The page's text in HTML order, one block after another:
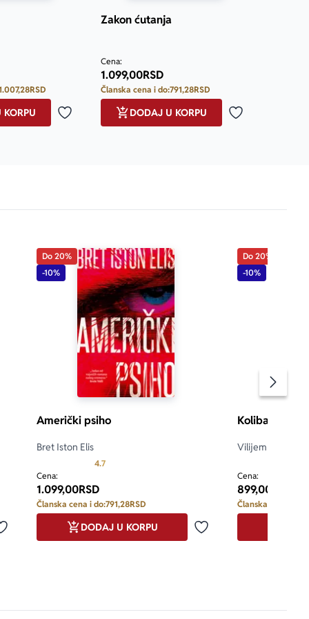
gradskog
RSD
Dodaj u omiljene
Zakon ćutanja
Cena:
1.099,00RSD
Članska cena i do:791,28RSD
Dodaj u
DODAJ U KORPU
Dodaj u omiljene
Do 20%
-10%
Američki psiho
Bret Iston Elis
4.7Prosecna ocena je 4.7 od 5
Cena:
1.099,00RSD
Članska cena i do:791,28RSD
Dodaj u omiljene
DODAJ U KORPU
Do 20%
-10%
Koliba
Vilijem Pol Jang
Cena:
899,00
Članska cena i do: